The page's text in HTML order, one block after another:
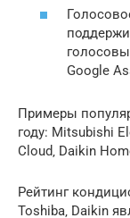
Google
Примеры
году: Mitsubishi
Cloud‚ Daikin
Рейтинг
Toshiba‚ Daikin